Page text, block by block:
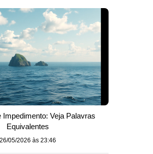
Impedimento: Veja Palavras
Equivalentes
26/05/2026 às 23:46